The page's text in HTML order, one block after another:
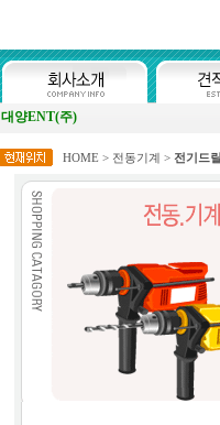
대양ENT(주)
HOME > 전동기계 > 전기드